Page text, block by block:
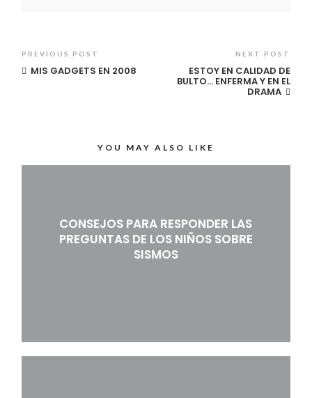
PREVIOUS POST
MIS GADGETS EN 2008
NEXT POST
ESTOY EN CALIDAD DE
BULTO… ENFERMA Y EN EL
DRAMA
YOU MAY ALSO LIKE
CONSEJOS PARA RESPONDER LAS
PREGUNTAS DE LOS NIÑOS SOBRE
SISMOS